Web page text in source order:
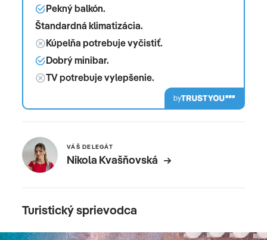
Pekný balkón.
Štandardná klimatizácia.
Kúpelňa potrebuje vyčistiť.
Dobrý minibar.
TV potrebuje vylepšenie.
by
VÁŠ DELEGÁT
Nikola Kvašňovská
Turistický sprievodca